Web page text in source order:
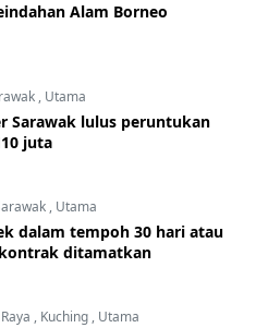
Alam Borneo
, Utama
Sarawak lulus peruntukan
juta
, Utama
dalam tempoh 30 hari atau
ditamatkan
, Kuching , Utama